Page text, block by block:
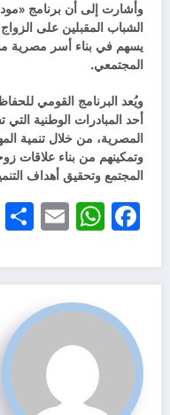
وأشارت إلى أن برنامج
الشباب المقبلين على
يسهم في بناء أسر مصرية
المجتمعي.
ويُعد البرنامج القومي
أحد المبادرات الوطنية
المصرية، من خلال تنمية
وتمكينهم من بناء علاقات
المجتمع وتحقيق أهداف
Facebook